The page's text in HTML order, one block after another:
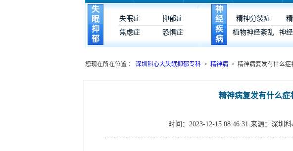
失
眠
抑
郁
失眠症
抑郁症
焦虑症
恐惧症
神
经
疾
病
精神分裂症
植物神经紊乱
神
您现在所在位置 ： 深圳科心大失眠抑郁专科 > 精神病 > 精神病复发有什么症
精神病复发有什么症
时间：2023-12-15 08:46:31 来源：深圳